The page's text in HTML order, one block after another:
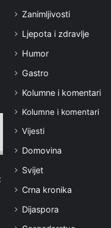
Zanimljivosti
Ljepota i zdravlje
Humor
Gastro
Kolumne i komentari
Kolumne i komentari
Vijesti
Domovina
Svijet
Crna kronika
Dijaspora